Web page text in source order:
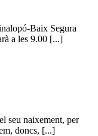
Baix Segura
a les 9.00 [...]
seu naixement, per
doncs, [...]